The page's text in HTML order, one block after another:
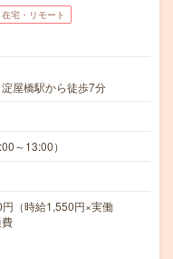
在宅・リモート
屋橋駅から徒歩7分
～13:00）
（時給1,550円×実働